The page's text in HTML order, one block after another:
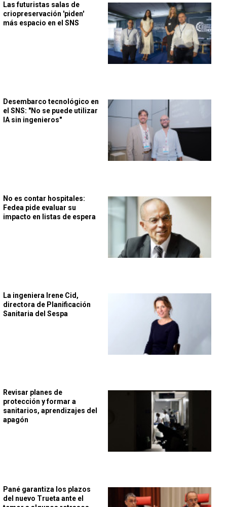
Las futuristas salas de
criopreservación 'piden'
más espacio en el SNS
Desembarco tecnológico en
el SNS: "No se puede utilizar
IA sin ingenieros"
No es contar hospitales:
Fedea pide evaluar su
impacto en listas de espera
La ingeniera Irene Cid,
directora de Planificación
Sanitaria del Sespa
Revisar planes de
protección y formar a
sanitarios, aprendizajes del
apagón
Pané garantiza los plazos
del nuevo Trueta ante el